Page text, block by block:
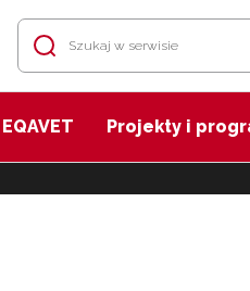
EQAVET Projekty i